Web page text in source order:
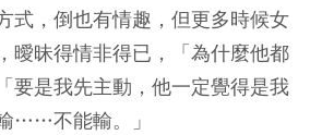
式，倒也有情趣，但更多時候女
曖昧得情非得已，「為什麼他都
要是我先主動，他一定覺得是我
……不能輸。」